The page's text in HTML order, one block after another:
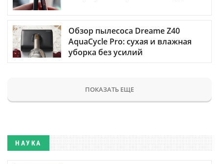
Обзор пылесоса Dreame Z40
AquaCycle Pro: сухая и влажная
уборка без усилий
ПОКАЗАТЬ ЕЩЕ
НАУКА